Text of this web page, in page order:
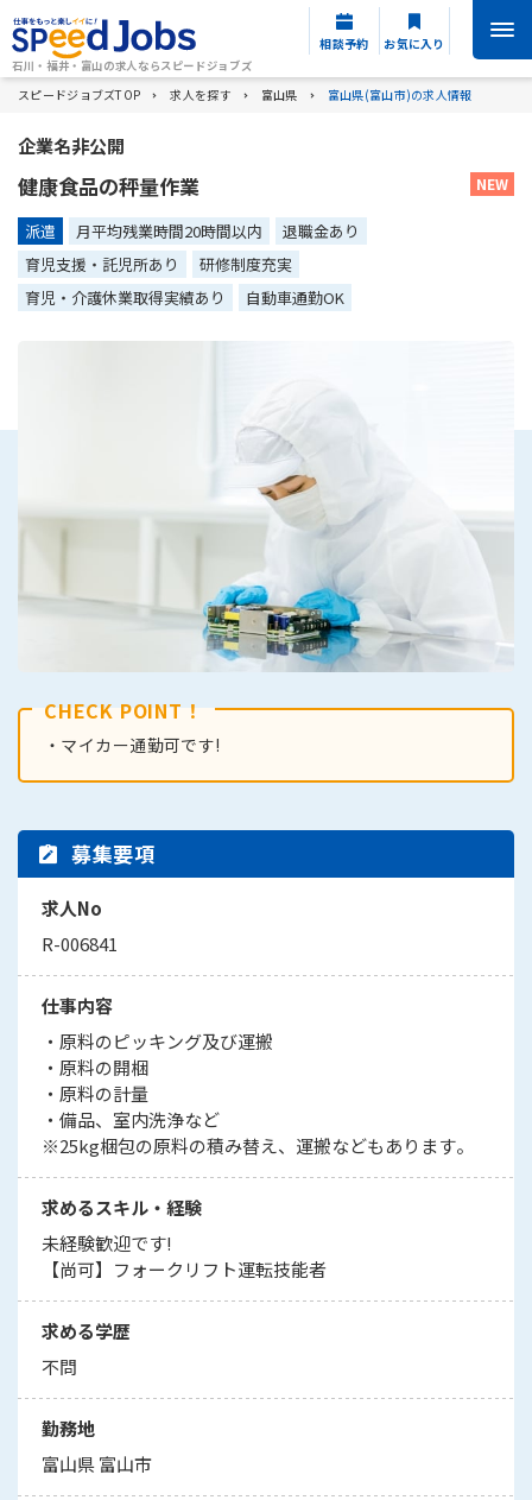
石川・福井・富山の求人ならスピードジョブズ
相談予約 お気に入り
スピードジョブズTOP 求人を探す 富山県 富山県(富山市)の求人情報
健康食品の秤量作業
企業名非公開
派遣 月平均残業時間20時間以内
退職金あり
育児支援・託児所あり
研修制度充実
育児・介護休業取得実績あり
自動車通勤OK
CHECK POINT！
・マイカー通勤可です!
募集要項
求人No
R-006841
仕事内容
・原料のピッキング及び運搬
・原料の開梱
・原料の計量
・備品、室内洗浄など
※25kg梱包の原料の積み替え、運搬などもあります。
求めるスキル・経験
未経験歓迎です!
【尚可】フォークリフト運転技能者
求める学歴
不問
勤務地
富山県 富山市